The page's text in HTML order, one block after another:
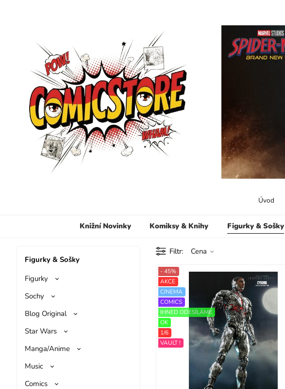
Knižní Novinky Komiksy & Knihy Figurky & Sošky
Úvod
Figurky & Sošky
Figurky
Sochy
Blog Original
Star Wars
Manga/Anime
Music
Comics
Filtr Cena
- 45%
AKCE
CINEMA
COMICS
IHNED ODESÍLÁME
OK
1/6
VAULT !